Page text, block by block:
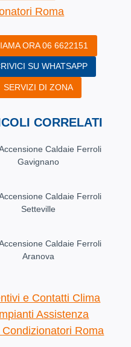
ORA 06 6622151
SU WHATSAPP
SERVIZI DI ZONA
CORRELATI
Caldaie Ferroli
Gavignano
Caldaie Ferroli
Setteville
Caldaie Ferroli
Aranova